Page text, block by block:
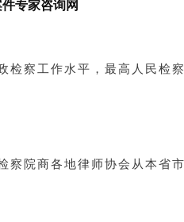
专家咨询网
检察工作水平，最高人民检
察院商各地律师协会从本省